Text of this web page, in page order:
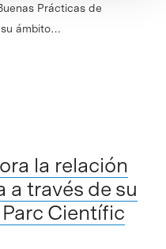
Prácticas de
su ámbito…
la relación
a través de su
Científic